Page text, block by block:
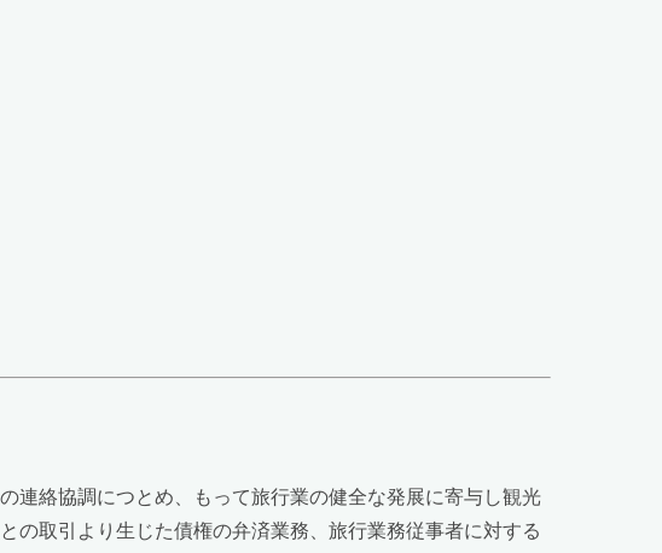
連絡協調につとめ、もって旅行業の健全な発展に寄与し観光
の取引より生じた債権の弁済業務、旅行業務従事者に対する